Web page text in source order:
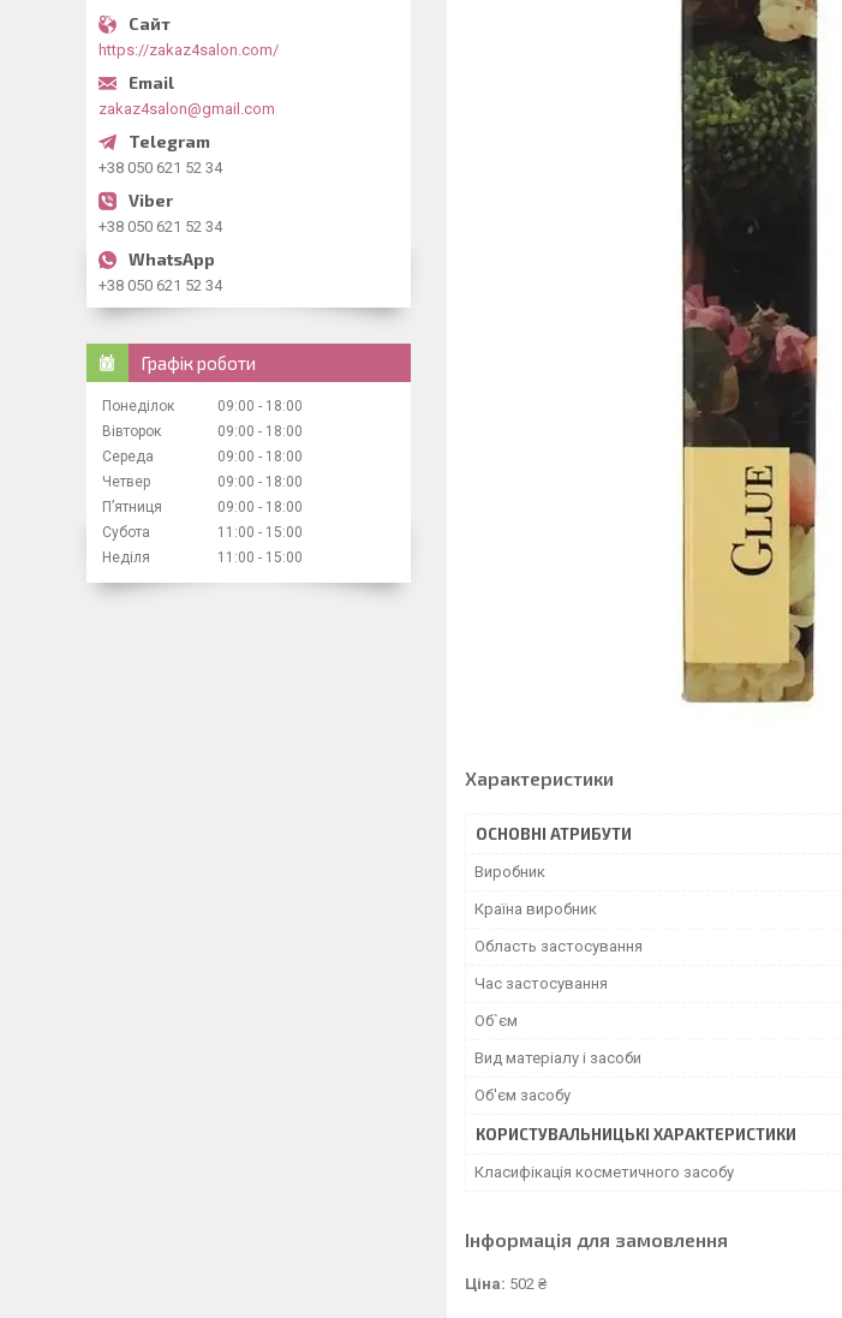
Характеристики
ОСНОВНІ АТРИБУТИ
Виробник
Країна виробник
Область застосування
Час застосування
Об`єм
Вид матеріалу і засоби
Об'єм засобу
КОРИСТУВАЛЬНИЦЬКІ ХАРАКТЕРИСТИКИ
Класифікація косметичного засобу
Інформація для замовлення
Ціна: 502 ₴
https://zakaz4salon.com/
zakaz4salon@gmail.com
+38 050 621 52 34
+38 050 621 52 34
+38 050 621 52 34
Графік роботи
Понеділок 09:00
18:00
Вівторок
09:00
18:00
Середа
09:00
18:00
Четвер
09:00
18:00
Пʼятниця
09:00
18:00
Субота
11:00
15:00
Неділя
11:00 15:00